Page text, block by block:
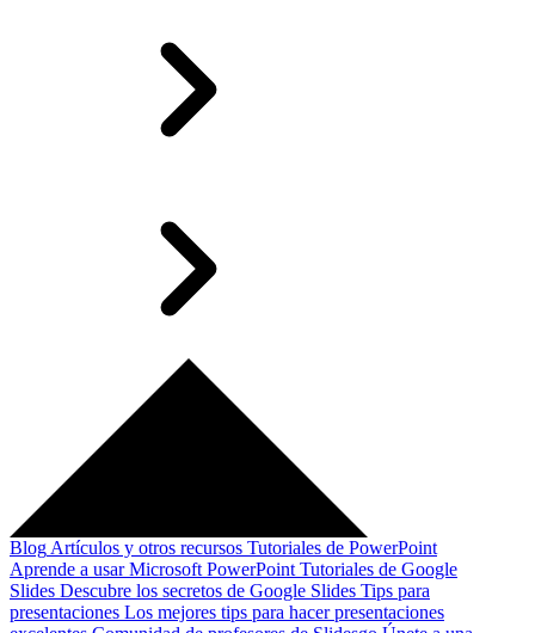
Blog Artículos y otros recursos Tutoriales de PowerPoint
Aprende a usar Microsoft PowerPoint Tutoriales de Google
Slides Descubre los secretos de Google Slides Tips para
presentaciones Los mejores tips para hacer presentaciones